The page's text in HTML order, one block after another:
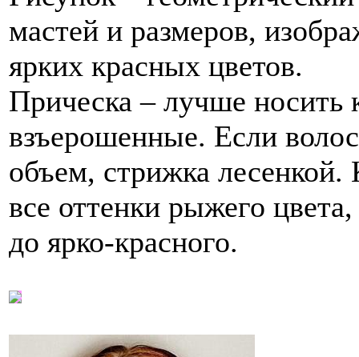
мастей и размеров,
ярких красных цветов.
Прическа – лучше носить
взъерошенные. Если
объем, стрижка
все оттенки рыжего цвета,
до ярко-красного.